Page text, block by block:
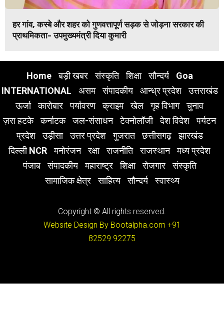
हर गांव, कस्बे और शहर को गुणवत्तापूर्ण सड़क से जोड़ना सरकार की
प्राथमिकता- उपमुख्यमंत्री दिया कुमारी
Home बड़ी खबर संस्कृति शिक्षा सौन्दर्य
Goa
INTERNATIONAL
असम संपादकीय आन्ध्र प्रदेश
उत्तराखंड
ऊर्जा
कारोबार पर्यावरण क्राइम खेल गृह विभाग
चुनाव
ज़रा हटके
कर्नाटक जल-संसाधन टेक्नोलॉजी देश विदेश
पर्यटन
प्रदेश
उड़ीसा उत्तर प्रदेश गुजरात छत्तीसगढ़
झारखंड
दिल्ली NCR
मनोरंजन रक्षा राजनीति राजस्थान
मध्य प्रदेश
पंजाब
संपादकीय महाराष्ट्र शिक्षा रोजगार
संस्कृति
सामाजिक क्षेत्र
साहित्य सौन्दर्य स्वास्थ्य
Copyright © All rights reserved.
Website Design By Bootalpha.com +91
82529 92275